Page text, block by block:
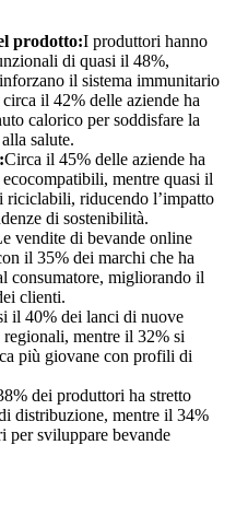
prodotto:I produttori hanno
di quasi il 48%,
il sistema immunitario
il 42% delle aziende ha
calorico per soddisfare la
salute.
Circa il 45% delle aziende ha
mentre quasi il
riciclabili, riducendo l’impatto
di sostenibilità.
vendite di bevande online
il 35% dei marchi che ha
consumatore, migliorando il
clienti.
il 40% dei lanci di nuove
mentre il 32% si
più giovane con profili di
dei produttori ha stretto
distribuzione, mentre il 34%
per sviluppare bevande